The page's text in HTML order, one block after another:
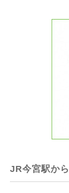
JR今宮駅か